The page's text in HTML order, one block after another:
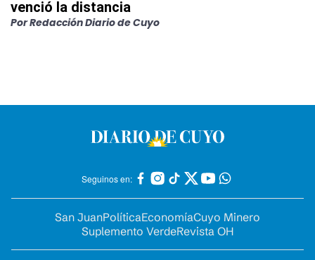
venció la distancia
PorRedacción Diario de Cuyo
Seguinos en:
San JuanPolíticaEconomíaCuyo Minero
Suplemento VerdeRevista OH